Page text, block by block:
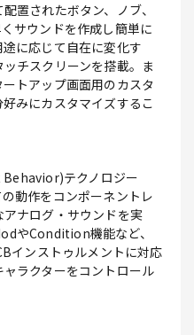
置されたボタン、ノブ、
サウンドを作成し簡単に
に応じて自在に変化す
チスクリーンを搭載。ま
トアップ画面用のカスタ
みにカスタマイズするこ
テクノロジー
動作をコンポーネントレ
ナログ・サウンドを実
やCondition機能など、
インストゥルメントに対応
ラクターをコントロール